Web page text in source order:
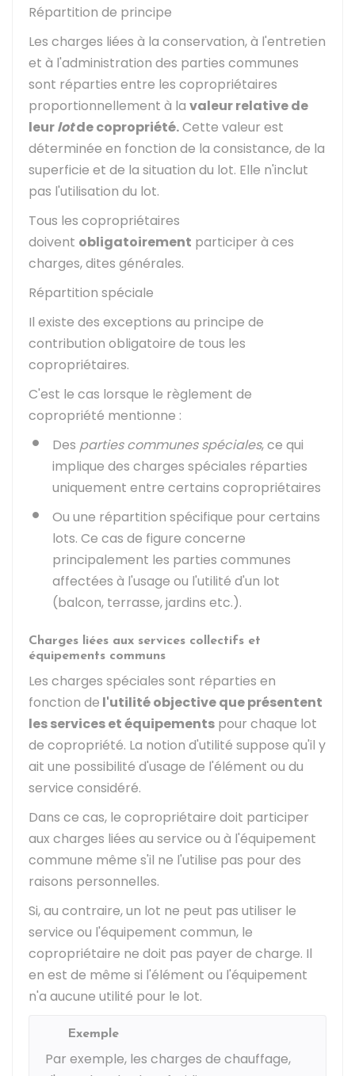
Répartition de principe
Les charges liées à la conservation, à l'entretien
et à l'administration des parties communes
sont réparties entre les copropriétaires
proportionnellement à la valeur relative de
leurlotde copropriété.Cette valeur est
déterminée en fonction de la consistance, de la
superficie et de la situation du lot. Elle n'inclut
pas l'utilisation du lot.
Tous les copropriétaires
doivent obligatoirement participer à ces
charges, dites générales.
Répartition spéciale
Il existe des exceptions au principe de
contribution obligatoire de tous les
copropriétaires.
C'est le cas lorsque le règlement de
copropriété mentionne :
Des parties communes spéciales, ce qui
implique des charges spéciales réparties
uniquement entre certains copropriétaires
Ou une répartition spécifique pour certains
lots. Ce cas de figure concerne
principalement les parties communes
affectées à l'usage ou l'utilité d'un lot
(balcon, terrasse, jardins etc.).
Charges liées aux services collectifs et
équipements communs
Les charges spéciales sont réparties en
fonction de l'utilité objective que présentent
les services et équipements pour chaque lot
de copropriété. La notion d'utilité suppose qu'il y
ait une possibilité d'usage de l'élément ou du
service considéré.
Dans ce cas, le copropriétaire doit participer
aux charges liées au service ou à l'équipement
commune même s'il ne l'utilise pas pour des
raisons personnelles.
Si, au contraire, un lot ne peut pas utiliser le
service ou l'équipement commun, le
copropriétaire ne doit pas payer de charge. Il
en est de même si l'élément ou l'équipement
n'a aucune utilité pour le lot.
Exemple
Par exemple, les charges de chauffage,